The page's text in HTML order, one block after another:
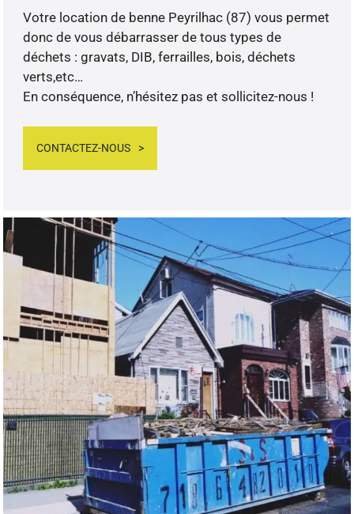
Votre location de benne Peyrilhac (87) vous permet
donc de vous débarrasser de tous types de
déchets : gravats, DIB, ferrailles, bois, déchets
verts,etc…
En conséquence, n’hésitez pas et sollicitez-nous !
CONTACTEZ-NOUS